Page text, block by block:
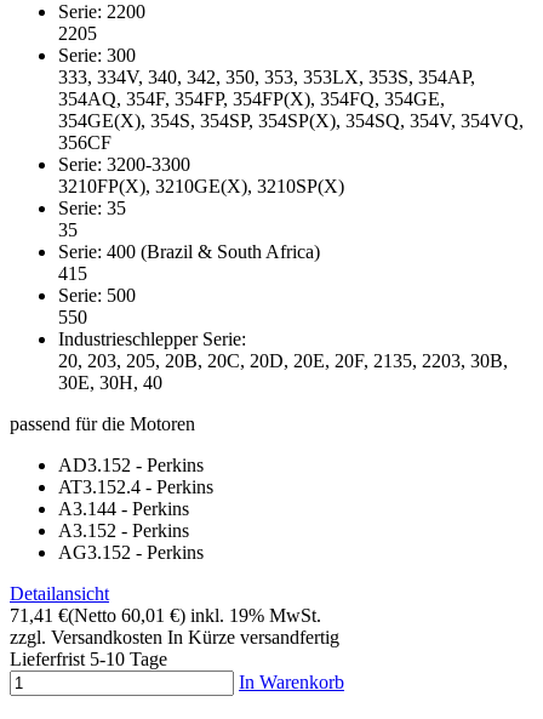
Serie: 2200
2205
Serie: 300
333, 334V, 340, 342, 350, 353, 353LX, 353S, 354AP,
354AQ, 354F, 354FP, 354FP(X), 354FQ, 354GE,
354GE(X), 354S, 354SP, 354SP(X), 354SQ, 354V, 354VQ,
356CF
Serie: 3200-3300
3210FP(X), 3210GE(X), 3210SP(X)
Serie: 35
35
Serie: 400 (Brazil & South Africa)
415
Serie: 500
550
Industrieschlepper Serie:
20, 203, 205, 20B, 20C, 20D, 20E, 20F, 2135, 2203, 30B,
30E, 30H, 40
passend für die Motoren
AD3.152 - Perkins
AT3.152.4 - Perkins
A3.144 - Perkins
A3.152 - Perkins
AG3.152 - Perkins
Detailansicht
71,41 €(Netto 60,01 €) inkl. 19% MwSt.
zzgl. Versandkosten In Kürze versandfertig
Lieferfrist 5-10 Tage
In Warenkorb